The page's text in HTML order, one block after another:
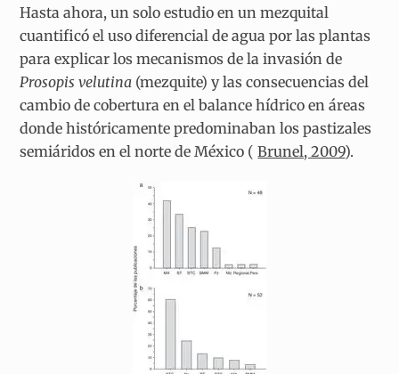
Hasta ahora, un solo estudio en un mezquital
cuantificó el uso diferencial de agua por las plantas
para explicar los mecanismos de la invasión de
Prosopis velutina (mezquite) y las consecuencias del
cambio de cobertura en el balance hídrico en áreas
donde históricamente predominaban los pastizales
semiáridos en el norte de México (Brunel, 2009).